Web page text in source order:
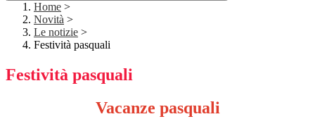
Home >
Novità >
Le notizie >
Festività pasquali
Festività pasquali
Vacanze pasquali